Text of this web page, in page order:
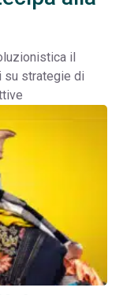
il
su strategie di